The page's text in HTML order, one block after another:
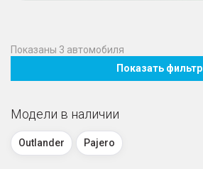
Показаны 3 автомобиля
Показать фильтр
Модели в наличии
Outlander Pajero